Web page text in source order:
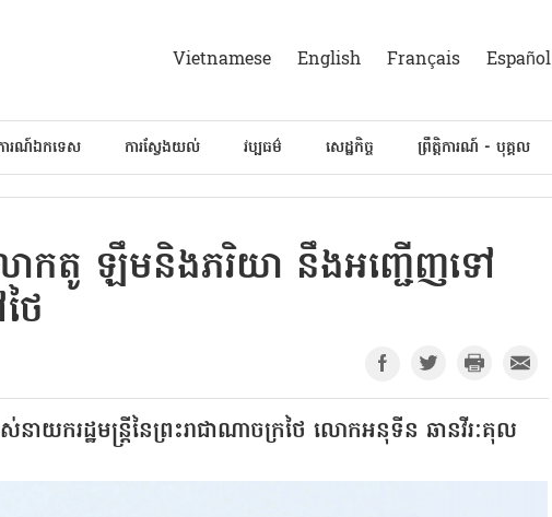
Vietnamese English Français Español
រណ៍ឯកទេស ការស្វែងយល់ វប្បធម៌ សេដ្ឋកិច្ច ព្រឹត្តិការណ៍ - បុគ្គល
លោកតូ ឡឹមនិងភរិយា នឹងអញ្ជើញទៅ
ៃ
ាយករដ្ឋមន្ត្រីនៃព្រះរាជាណាចក្រថៃ លោកអនុទីន ឆានវីរៈគុល